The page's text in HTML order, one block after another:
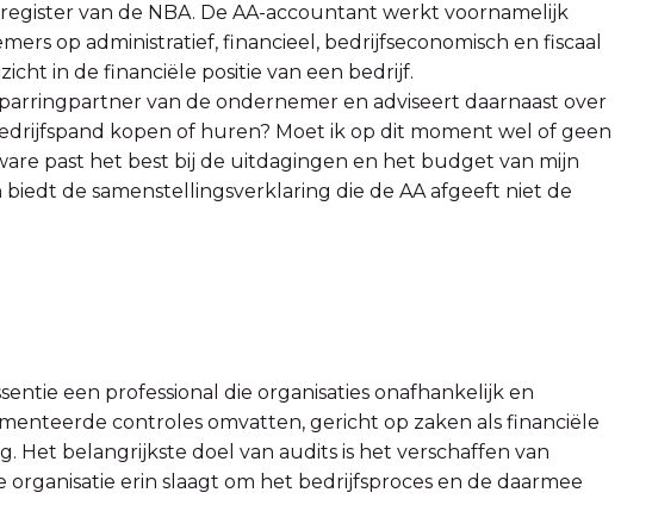
van de NBA. De AA-accountant werkt voornamelijk
op administratief, financieel, bedrijfseconomisch en fiscaal
in de financiële positie van een bedrijf.
van de ondernemer en adviseert daarnaast over
kopen of huren? Moet ik op dit moment wel of geen
past het best bij de uitdagingen en het budget van mijn
de samenstellingsverklaring die de AA afgeeft niet de
een professional die organisaties onafhankelijk en
controles omvatten, gericht op zaken als financiële
Het belangrijkste doel van audits is het verschaffen van
erin slaagt om het bedrijfsproces en de daarmee